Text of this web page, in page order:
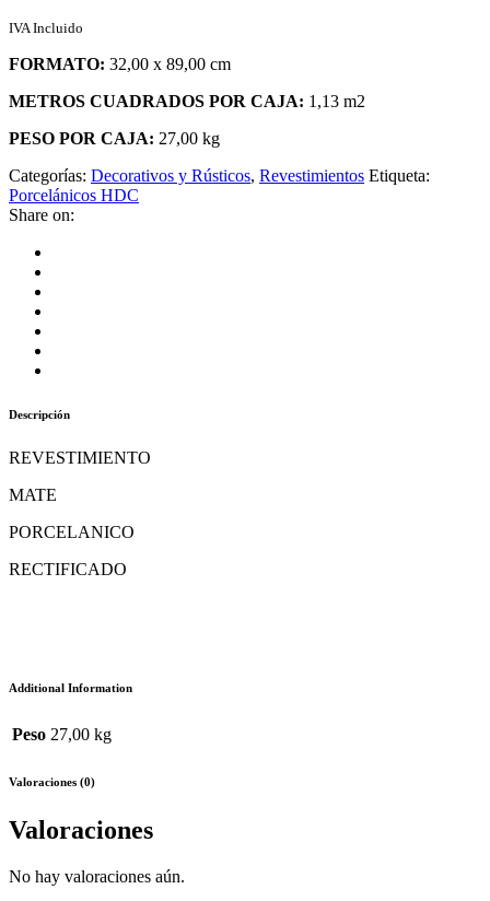
IVA Incluido
FORMATO: 32,00 x 89,00 cm
METROS CUADRADOS POR CAJA: 1,13 m2
PESO POR CAJA: 27,00 kg
Categorías: Decorativos y Rústicos, Revestimientos Etiqueta:
Porcelánicos HDC
Share on:
Descripción
REVESTIMIENTO
MATE
PORCELANICO
RECTIFICADO
Additional Information
Peso 27,00 kg
Valoraciones (0)
Valoraciones
No hay valoraciones aún.